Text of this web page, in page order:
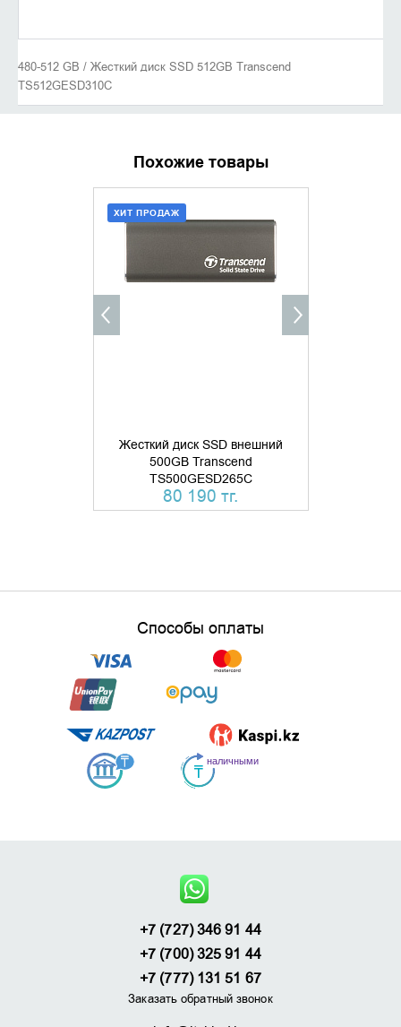
480-512 GB / Жесткий диск SSD 512GB Transcend
TS512GESD310C
Похожие товары
Жесткий диск SSD внешний
500GB Transcend
TS500GESD265C
80 190 тг.
ХИТ ПРОДАЖ
КУПИТЬ В 1 КЛИК
Способы оплаты
+7 (727) 346 91 44
+7 (700) 325 91 44
+7 (777) 131 51 67
Заказать обратный звонок